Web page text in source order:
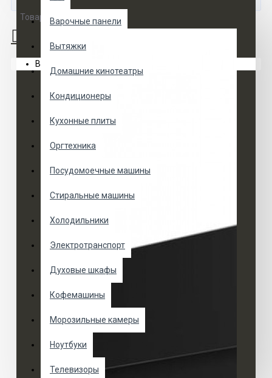
Варочные панели
Вытяжки
Домашние кинотеатры
Кондиционеры
Кухонные плиты
Оргтехника
Посудомоечные машины
Стиральные машины
Холодильники
Электротранспорт
Духовые шкафы
Кофемашины
Морозильные камеры
Ноутбуки
Телевизоры
Товаров 0 (0 руб.)
Ваша корзина пуста!